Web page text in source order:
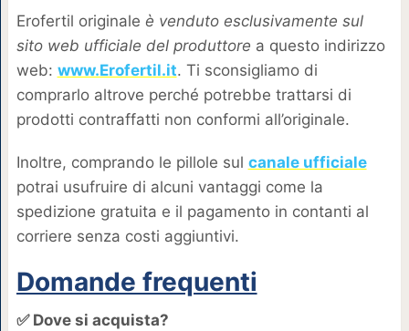
Erofertil originale è venduto esclusivamente sul
sito web ufficiale del produttore a questo indirizzo
web: www.Erofertil.it. Ti sconsigliamo di
comprarlo altrove perché potrebbe trattarsi di
prodotti contraffatti non conformi all’originale.
Inoltre, comprando le pillole sul canale ufficiale
potrai usufruire di alcuni vantaggi come la
spedizione gratuita e il pagamento in contanti al
corriere senza costi aggiuntivi.
Domande frequenti
✅ Dove si acquista?